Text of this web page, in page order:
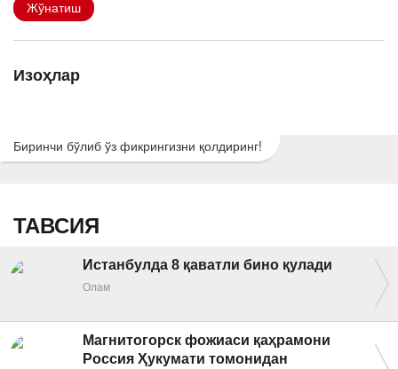
Жўнатиш
Изоҳлар
Биринчи бўлиб ўз фикрингизни қолдиринг!
ТАВСИЯ
Истанбулда 8 қаватли бино қулади
Олам
Магнитогорск фожиаси қаҳрамони
Россия Ҳукумати томонидан